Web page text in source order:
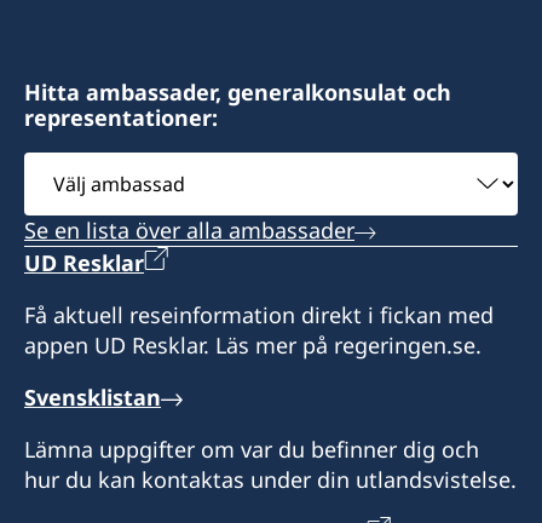
Zone Industriel Sud Lot 172, Route de
l'Aeroport, Rout en face station (NOK)
Öppningstider: Måndag och onsdag 10.00 till
12.00.
Hitta ambassader, generalkonsulat och
representationer:
Välj
ambassad
Se en lista över alla ambassader
UD Resklar
Få aktuell reseinformation direkt i fickan med
appen UD Resklar. Läs mer på regeringen.se.
Svensklistan
Lämna uppgifter om var du befinner dig och
hur du kan kontaktas under din utlandsvistelse.